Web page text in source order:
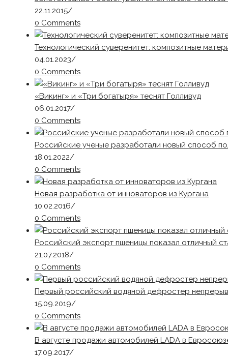
22.11.2015/
0 Comments
Технологический суверенитет: композитные
04.01.2023/
0 Comments
«Викинг» и «Три богатыря» теснят Голливуд
06.01.2017/
0 Comments
Российские ученые разработали новый способ
18.01.2022/
0 Comments
Новая разработка от инноваторов из Кургана
10.02.2016/
0 Comments
Российский экспорт пшеницы показал отличный
21.07.2018/
0 Comments
Первый российский водяной дефростер
15.09.2019/
0 Comments
В августе продажи автомобилей LADA в
17.09.2017/